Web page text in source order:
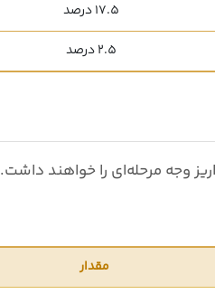
17.5 درصد
2.5 درصد
وجه مرحله‌ای را خواهند داشت.
مقدار